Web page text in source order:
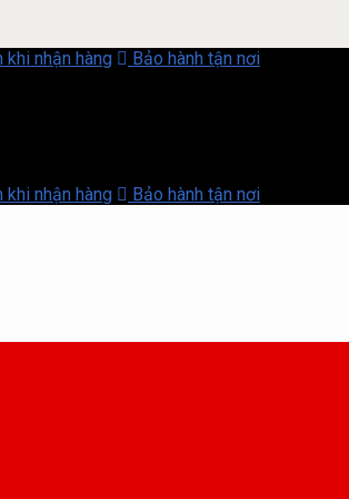
khi nhận hàng
Bảo hành tận nơi
khi nhận hàng Bảo hành tận nơi